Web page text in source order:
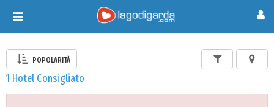
Toggle
navigation
POPOLARITÀ
1 Hotel Consigliato